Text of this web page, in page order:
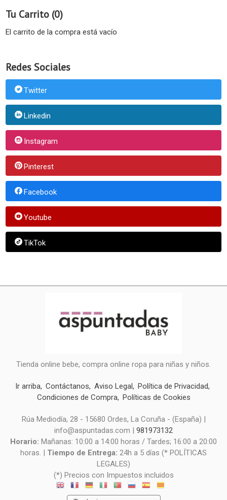
Tu Carrito (0)
El carrito de la compra está vacío
Redes Sociales
Twitter
Linkedin
Instagram
Pinterest
Facebook
Youtube
TikTok
Tienda online bebe, compra online ropa para niñas y niños.
Ir arriba Contáctanos Aviso Legal
Política de Privacidad
Condiciones de Compra Políticas de Cookies
Rúa Mediodía, 28 - 15680 Ordes, La Coruña - (España) |
info@aspuntadas.com | 981973132
Horario: Mañanas: 10:00 a 14:00 horas / Tardes; 16:00 a 20:00
horas. | Tiempo de Entrega: 24h a 5 días (* POLÍTICAS
LEGALES)
(*) Precios con Impuestos incluidos